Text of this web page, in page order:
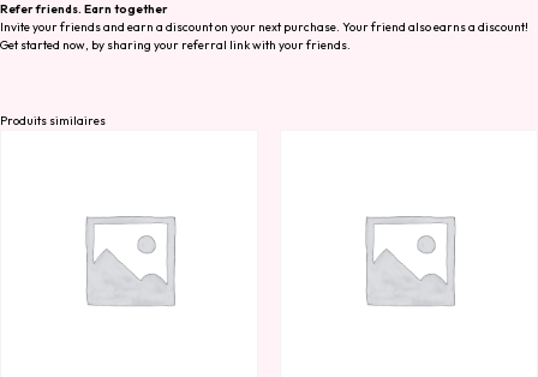
Refer friends. Earn together
Invite your friends and earn a discount on your next purchase. Your friend also earns a discount!
Get started now, by sharing your referral link with your friends.
Produits similaires